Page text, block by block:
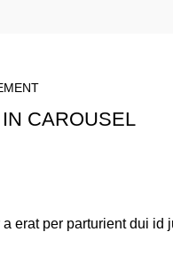
CAROUSEL
erat per parturient dui id